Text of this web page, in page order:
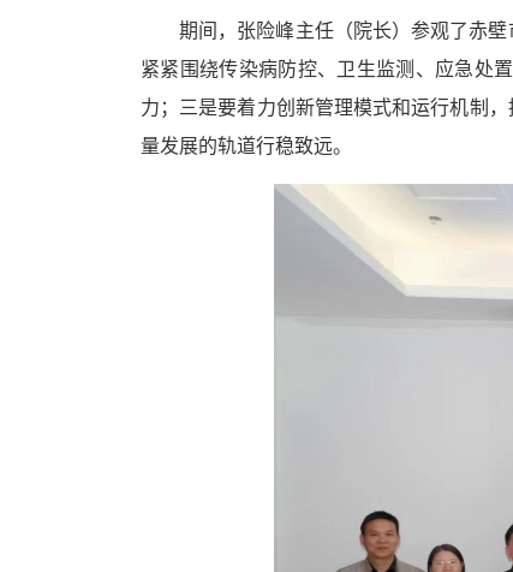
期间，张险峰主任（院长）参观了赤
紧紧围绕传染病防控、卫生监测、应急处
力；三是要着力创新管理模式和运行机制
量发展的轨道行稳致远。